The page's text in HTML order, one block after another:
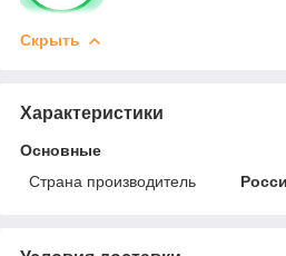
Скрыть
Характеристики
Основные
Страна производитель